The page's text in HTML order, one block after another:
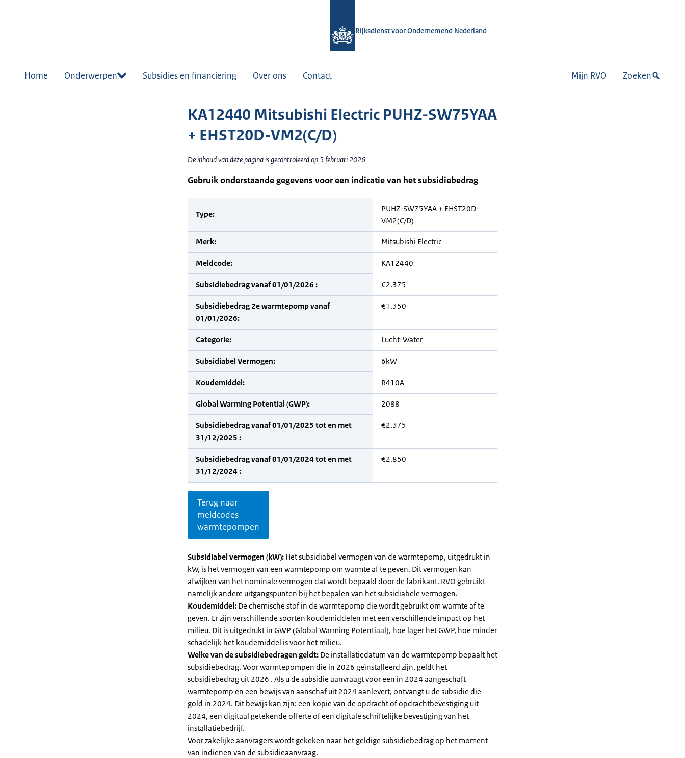
Rijksdienst voor Ondernemend Nederland
Home Onderwerpen Subsidies en financiering Over ons Contact Mijn RVO Zoeken
KA12440 Mitsubishi Electric PUHZ-SW75YAA
+ EHST20D-VM2(C/D)
De inhoud van deze pagina is gecontroleerd op 5 februari 2026
Gebruik onderstaande gegevens voor een indicatie van het subsidiebedrag
Type:
PUHZ-SW75YAA + EHST20D-
VM2(C/D)
Merk: Mitsubishi Electric
Meldcode: KA12440
Subsidiebedrag vanaf 01/01/2026 : €2.375
Subsidiebedrag 2e warmtepomp vanaf
01/01/2026:
€1.350
Categorie: Lucht-Water
Subsidiabel Vermogen: 6kW
Koudemiddel: R410A
Global Warming Potential (GWP): 2088
Subsidiebedrag vanaf 01/01/2025 tot en met
31/12/2025 :
€2.375
Subsidiebedrag vanaf 01/01/2024 tot en met
31/12/2024 :
€2.850
Terug naar
meldcodes
warmtepompen
Subsidiabel vermogen (kW): Het subsidiabel vermogen van de warmtepomp, uitgedrukt in
kW, is het vermogen van een warmtepomp om warmte af te geven. Dit vermogen kan
afwijken van het nominale vermogen dat wordt bepaald door de fabrikant. RVO gebruikt
namelijk andere uitgangspunten bij het bepalen van het subsidiabele vermogen.
Koudemiddel: De chemische stof in de warmtepomp die wordt gebruikt om warmte af te
geven. Er zijn verschillende soorten koudemiddelen met een verschillende impact op het
milieu. Dit is uitgedrukt in GWP (Global Warming Potentiaal), hoe lager het GWP, hoe minder
schadelijk het koudemiddel is voor het milieu.
Welke van de subsidiebedragen geldt: De installatiedatum van de warmtepomp bepaalt het
subsidiebedrag. Voor warmtepompen die in 2026 geïnstalleerd zijn, geldt het
subsidiebedrag uit 2026 . Als u de subsidie aanvraagt voor een in 2024 aangeschaft
warmtepomp en een bewijs van aanschaf uit 2024 aanlevert, ontvangt u de subsidie die
gold in 2024. Dit bewijs kan zijn: een kopie van de opdracht of opdrachtbevestiging uit
2024, een digitaal getekende offerte of een digitale schriftelijke bevestiging van het
installatiebedrijf.
Voor zakelijke aanvragers wordt gekeken naar het geldige subsidiebedrag op het moment
van indienen van de subsidieaanvraag.